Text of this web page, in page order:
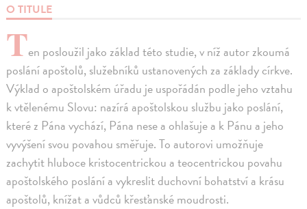
O TITULE
Ten posloužil jako základ této studie, v níž autor zkoumá
poslání apoštolů, služebníků ustanovených za základy církve.
Výklad o apoštolském úřadu je uspořádán podle jeho vztahu
k vtělenému Slovu: nazírá apoštolskou službu jako poslání,
které z Pána vychází, Pána nese a ohlašuje a k Pánu a jeho
vyvýšení svou povahou směřuje. To autorovi umožňuje
zachytit hluboce kristocentrickou a teocentrickou povahu
apoštolského poslání a vykreslit duchovní bohatství a krásu
apoštolů, knížat a vůdců křesťanské moudrosti.